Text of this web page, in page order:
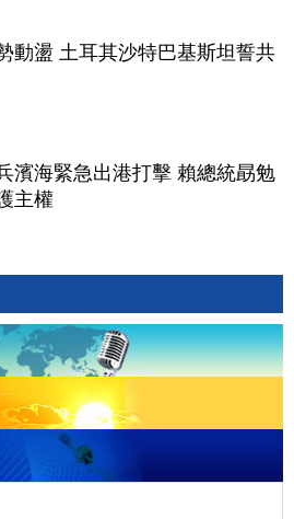
動盪 土耳其沙特巴基斯坦誓共
濱海緊急出港打擊 賴總統勗勉
主權